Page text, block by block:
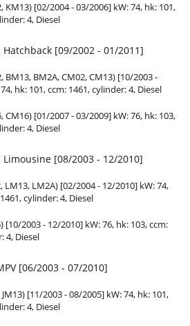
KM13) [02/2004 - 03/2006] kW: 74, hk: 101,
4, Diesel
[09/2002 - 01/2011]
BM13, BM2A, CM02, CM13) [10/2003 -
hk: 101, ccm: 1461, cylinder: 4, Diesel
CM16) [01/2007 - 03/2009] kW: 76, hk: 103,
4, Diesel
[08/2003 - 12/2010]
LM13, LM2A) [02/2004 - 12/2010] kW: 74,
cylinder: 4, Diesel
[10/2003 - 12/2010] kW: 76, hk: 103, ccm:
4, Diesel
[06/2003 - 07/2010]
JM13) [11/2003 - 08/2005] kW: 74, hk: 101,
4, Diesel